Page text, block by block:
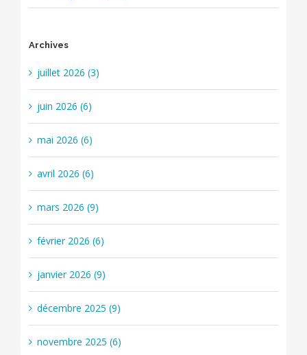
Archives
juillet 2026 (3)
juin 2026 (6)
mai 2026 (6)
avril 2026 (6)
mars 2026 (9)
février 2026 (6)
janvier 2026 (9)
décembre 2025 (9)
novembre 2025 (6)